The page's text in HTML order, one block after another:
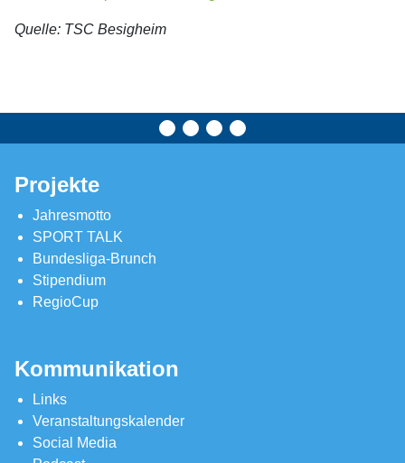
Quelle: TSC Besigheim
Projekte
Jahresmotto
SPORT TALK
Bundesliga-Brunch
Stipendium
RegioCup
Kommunikation
Links
Veranstaltungskalender
Social Media